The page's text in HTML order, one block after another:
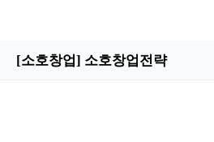
[소호창업] 소호창업전략